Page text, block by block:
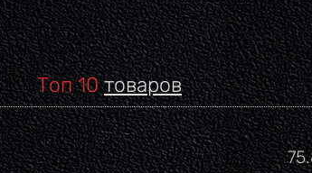
Топ 10товаров